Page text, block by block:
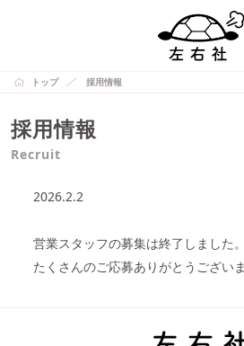
トップ 採用情報
採用情報
Recruit
2026.2.2
営業スタッフの募集は終了しました。
たくさんのご応募ありがとうございま